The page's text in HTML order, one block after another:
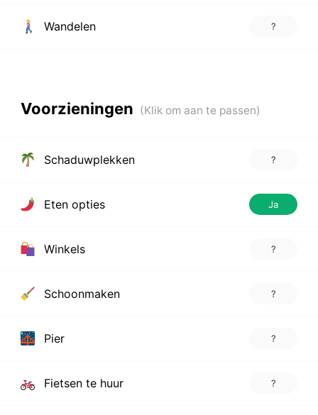
Wandelen ?
Voorzieningen
Schaduwplekken ?
Eten opties Ja
Winkels ?
Schoonmaken ?
Pier ?
Fietsen te huur ?